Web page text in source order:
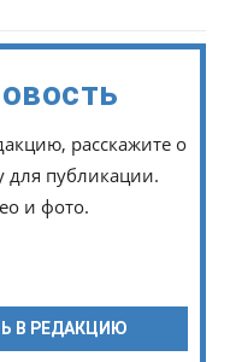
расскажите о
для публикации.
и фото.
В РЕДАКЦИЮ